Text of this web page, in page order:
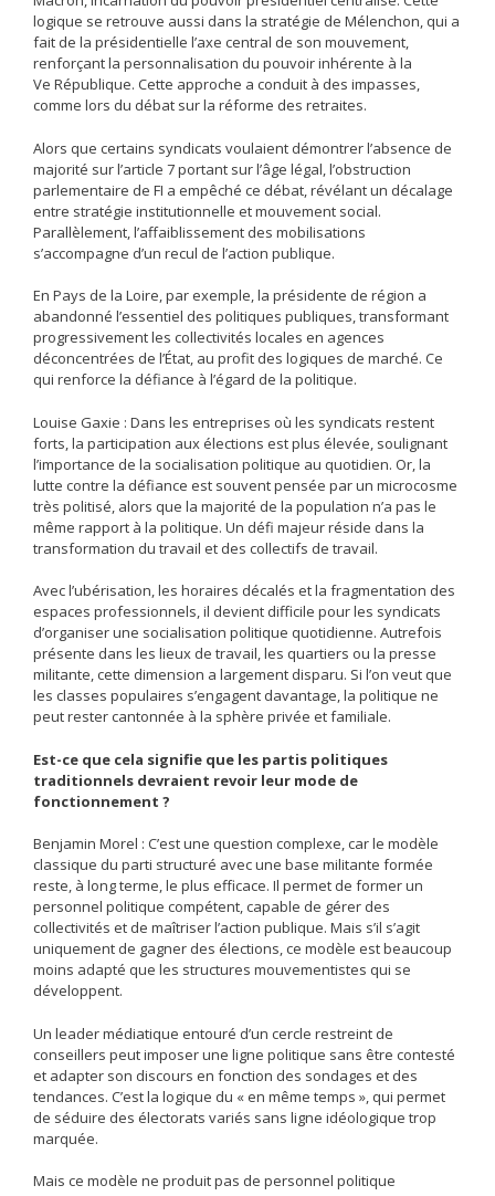
logique se retrouve aussi dans la stratégie de Mélenchon, qui a
fait de la présidentielle l’axe central de son mouvement,
renforçant la personnalisation du pouvoir inhérente à la
Ve République. Cette approche a conduit à des impasses,
comme lors du débat sur la réforme des retraites.
Alors que certains syndicats voulaient démontrer l’absence de
majorité sur l’article 7 portant sur l’âge légal, l’obstruction
parlementaire de FI a empêché ce débat, révélant un décalage
entre stratégie institutionnelle et mouvement social.
Parallèlement, l’affaiblissement des mobilisations
s’accompagne d’un recul de l’action publique.
En Pays de la Loire, par exemple, la présidente de région a
abandonné l’essentiel des politiques publiques, transformant
progressivement les collectivités locales en agences
déconcentrées de l’État, au profit des logiques de marché. Ce
qui renforce la défiance à l’égard de la politique.
Louise Gaxie : Dans les entreprises où les syndicats restent
forts, la participation aux élections est plus élevée, soulignant
l’importance de la socialisation politique au quotidien. Or, la
lutte contre la défiance est souvent pensée par un microcosme
très politisé, alors que la majorité de la population n’a pas le
même rapport à la politique. Un défi majeur réside dans la
transformation du travail et des collectifs de travail.
Avec l’ubérisation, les horaires décalés et la fragmentation des
espaces professionnels, il devient difficile pour les syndicats
d’organiser une socialisation politique quotidienne. Autrefois
présente dans les lieux de travail, les quartiers ou la presse
militante, cette dimension a largement disparu. Si l’on veut que
les classes populaires s’engagent davantage, la politique ne
peut rester cantonnée à la sphère privée et familiale.
Est-ce que cela signifie que les partis politiques
traditionnels devraient revoir leur mode de
fonctionnement ?
Benjamin Morel : C’est une question complexe, car le modèle
classique du parti structuré avec une base militante formée
reste, à long terme, le plus efficace. Il permet de former un
personnel politique compétent, capable de gérer des
collectivités et de maîtriser l’action publique. Mais s’il s’agit
uniquement de gagner des élections, ce modèle est beaucoup
moins adapté que les structures mouvementistes qui se
développent.
Un leader médiatique entouré d’un cercle restreint de
conseillers peut imposer une ligne politique sans être contesté
et adapter son discours en fonction des sondages et des
tendances. C’est la logique du « en même temps », qui permet
de séduire des électorats variés sans ligne idéologique trop
marquée.
Mais ce modèle ne produit pas de personnel politique